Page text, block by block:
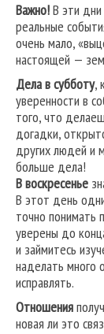
Важно!В эти
реальные
очень мало,
настоящей —
Дела в субботу,
уверенности в
того, что
догадки,
других людей и
больше дела!
В воскресенье
В этот день
точно понимать
уверены до
и займитесь
наделать много
исправлять.
Отношения
новая ли это